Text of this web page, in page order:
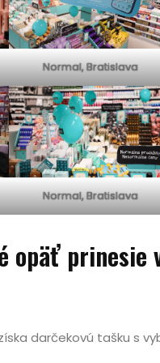
Normal, Bratislava
Normal, Bratislava
opäť prinesie
darčekovú tašku s